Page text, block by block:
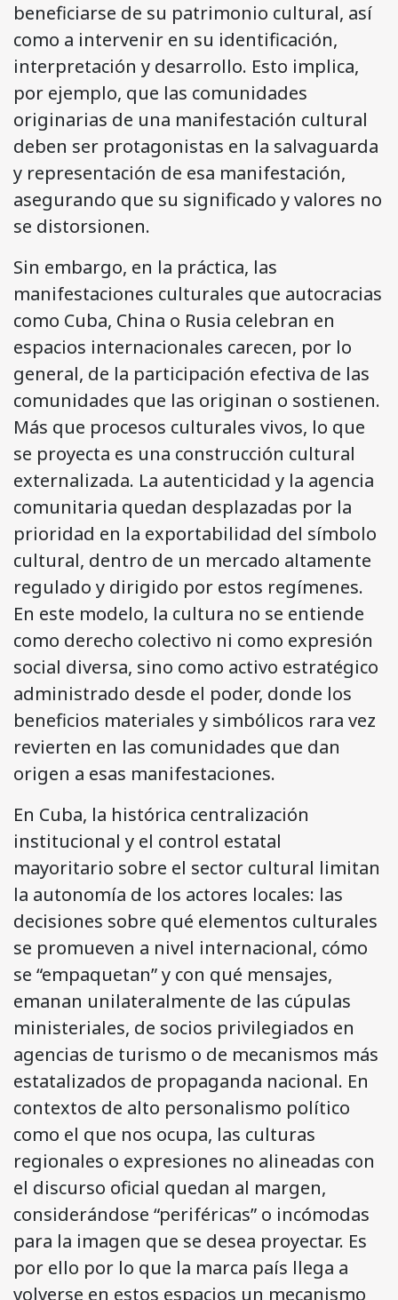
beneficiarse de su patrimonio cultural, así
como a intervenir en su identificación,
interpretación y desarrollo. Esto implica,
por ejemplo, que las comunidades
originarias de una manifestación cultural
deben ser protagonistas en la salvaguarda
y representación de esa manifestación,
asegurando que su significado y valores no
se distorsionen.
Sin embargo, en la práctica, las
manifestaciones culturales que autocracias
como Cuba, China o Rusia celebran en
espacios internacionales carecen, por lo
general, de la participación efectiva de las
comunidades que las originan o sostienen.
Más que procesos culturales vivos, lo que
se proyecta es una construcción cultural
externalizada. La autenticidad y la agencia
comunitaria quedan desplazadas por la
prioridad en la exportabilidad del símbolo
cultural, dentro de un mercado altamente
regulado y dirigido por estos regímenes.
En este modelo, la cultura no se entiende
como derecho colectivo ni como expresión
social diversa, sino como activo estratégico
administrado desde el poder, donde los
beneficios materiales y simbólicos rara vez
revierten en las comunidades que dan
origen a esas manifestaciones.
En Cuba, la histórica centralización
institucional y el control estatal
mayoritario sobre el sector cultural limitan
la autonomía de los actores locales: las
decisiones sobre qué elementos culturales
se promueven a nivel internacional, cómo
se “empaquetan” y con qué mensajes,
emanan unilateralmente de las cúpulas
ministeriales, de socios privilegiados en
agencias de turismo o de mecanismos más
estatalizados de propaganda nacional. En
contextos de alto personalismo político
como el que nos ocupa, las culturas
regionales o expresiones no alineadas con
el discurso oficial quedan al margen,
considerándose “periféricas” o incómodas
para la imagen que se desea proyectar. Es
por ello por lo que la marca país llega a
volverse en estos espacios un mecanismo